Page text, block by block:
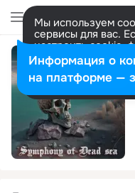
Мы используем
сервисы для вас.
настроить cookie-
представитель.
Разрешить все
Информация о
на платформе —